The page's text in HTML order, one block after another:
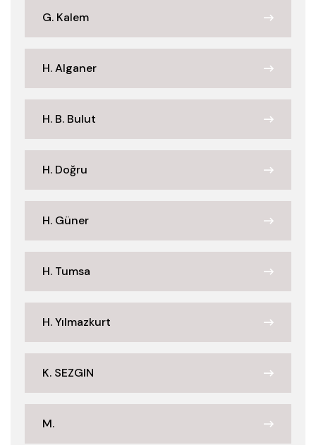
G. Kalem
H. Alganer
H. B. Bulut
H. Doğru
H. Güner
H. Tumsa
H. Yılmazkurt
K. SEZGIN
M.